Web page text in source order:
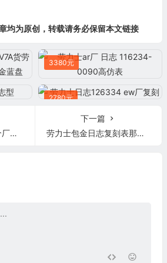
均为原创，转载请务必保留本文链接
3380元
2780元
下一篇
劳力士包金日志复刻表那厂的好 n厂劳力士包金日志126333